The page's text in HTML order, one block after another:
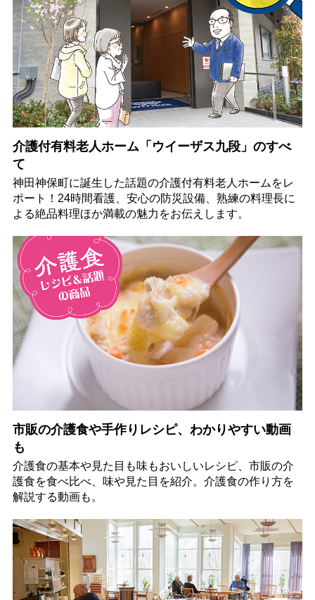
介護付有料老人ホーム「ウイーザス九段」のすべ
て
神田神保町に誕生した話題の介護付有料老人ホームをレ
ポート！24時間看護、安心の防災設備、熟練の料理長に
よる絶品料理ほか満載の魅力をお伝えします。
市販の介護食や手作りレシピ、わかりやすい動画
も
介護食の基本や見た目も味もおいしいレシピ、市販の介
護食を食べ比べ、味や見た目を紹介。介護食の作り方を
解説する動画も。